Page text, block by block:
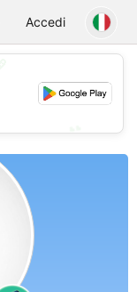
Accedi